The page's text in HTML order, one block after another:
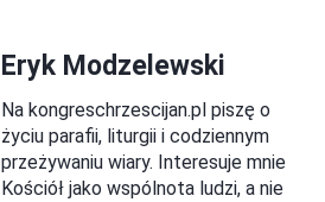
Eryk Modzelewski
Na kongreschrzescijan.pl piszę o
życiu parafii, liturgii i codziennym
przeżywaniu wiary. Interesuje mnie
Kościół jako wspólnota ludzi, a nie